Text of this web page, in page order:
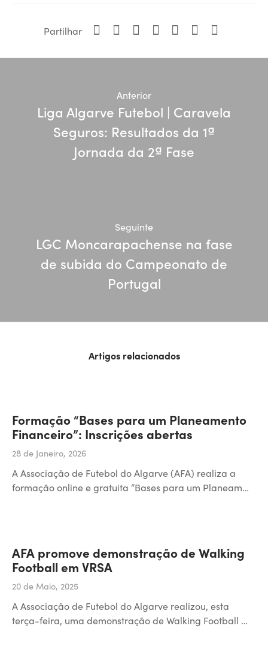
Partilhar
Anterior
Liga Algarve Futebol | Caravela
Seguros: Resultados da 1ª
Jornada da 2ª Fase
Seguinte
LGC Moncarapachense na fase
de subida do Campeonato de
Portugal
Artigos relacionados
Formação “Bases para um Planeamento
Financeiro”: Inscrições abertas
28 de Janeiro, 2026
A Associação de Futebol do Algarve (AFA) realiza a
formação online e gratuita “Bases para um Planeam…
AFA promove demonstração de Walking
Football em VRSA
20 de Maio, 2025
A Associação de Futebol do Algarve realizou, esta
terça-feira, uma demonstração de Walking Football …